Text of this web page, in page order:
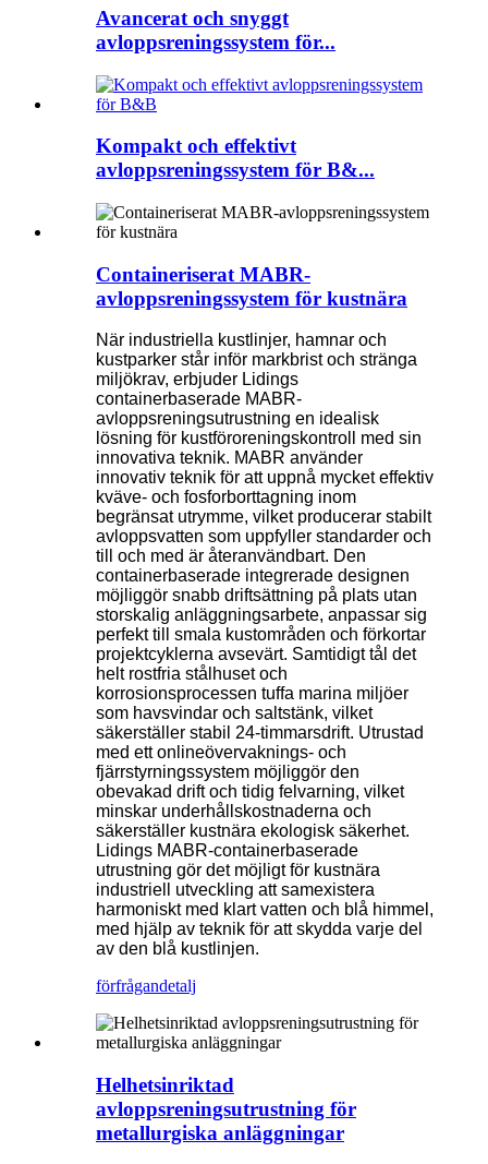
Avancerat och snyggt
avloppsreningssystem för...
Kompakt och effektivt
avloppsreningssystem för B&...
Containeriserat MABR-
avloppsreningssystem för kustnära
När industriella kustlinjer, hamnar och
kustparker står inför markbrist och stränga
miljökrav, erbjuder Lidings
containerbaserade MABR-
avloppsreningsutrustning en idealisk
lösning för kustföroreningskontroll med sin
innovativa teknik. MABR använder
innovativ teknik för att uppnå mycket effektiv
kväve- och fosforborttagning inom
begränsat utrymme, vilket producerar stabilt
avloppsvatten som uppfyller standarder och
till och med är återanvändbart. Den
containerbaserade integrerade designen
möjliggör snabb driftsättning på plats utan
storskalig anläggningsarbete, anpassar sig
perfekt till smala kustområden och förkortar
projektcyklerna avsevärt. Samtidigt tål det
helt rostfria stålhuset och
korrosionsprocessen tuffa marina miljöer
som havsvindar och saltstänk, vilket
säkerställer stabil 24-timmarsdrift. Utrustad
med ett onlineövervaknings- och
fjärrstyrningssystem möjliggör den
obevakad drift och tidig felvarning, vilket
minskar underhållskostnaderna och
säkerställer kustnära ekologisk säkerhet.
Lidings MABR-containerbaserade
utrustning gör det möjligt för kustnära
industriell utveckling att samexistera
harmoniskt med klart vatten och blå himmel,
med hjälp av teknik för att skydda varje del
av den blå kustlinjen.
förfrågandetalj
Helhetsinriktad
avloppsreningsutrustning för
metallurgiska anläggningar